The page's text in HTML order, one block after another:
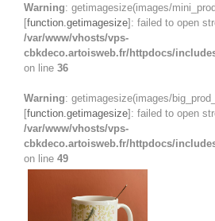
Warning: getimagesize(images/
[function.getimagesize]: failed to open
/var/www/vhosts/vps-
cbkdeco.artoisweb.fr/httpdocs/
on line36
Warning: getimagesize(images/
[function.getimagesize]: failed to open
/var/www/vhosts/vps-
cbkdeco.artoisweb.fr/httpdocs/
on line49